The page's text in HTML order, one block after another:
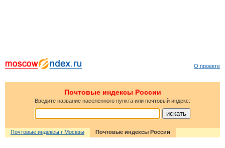
О проекте
Почтовые индексы России
Введите название населённого пункта или почтовый индекс:
Почтовые индексы г Москвы Почтовые индексы России